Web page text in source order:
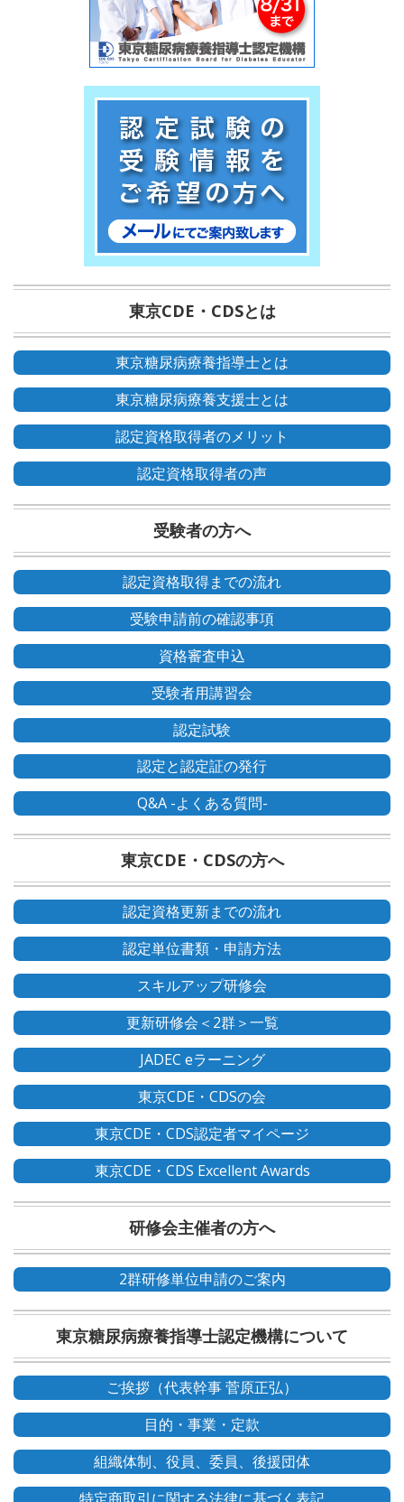
東京CDE・CDSとは
東京糖尿病療養指導士とは
東京糖尿病療養支援士とは
認定資格取得者のメリット
認定資格取得者の声
受験者の方へ
認定資格取得までの流れ
受験申請前の確認事項
資格審査申込
受験者用講習会
認定試験
認定と認定証の発行
Q&A -よくある質問-
東京CDE・CDSの方へ
認定資格更新までの流れ
認定単位書類・申請方法
スキルアップ研修会
更新研修会＜2群＞一覧
JADEC eラーニング
東京CDE・CDSの会
東京CDE・CDS認定者マイページ
東京CDE・CDS Excellent Awards
研修会主催者の方へ
2群研修単位申請のご案内
東京糖尿病療養指導士認定機構について
ご挨拶（代表幹事 菅原正弘）
目的・事業・定款
組織体制、役員、委員、後援団体
特定商取引に関する法律に基づく表記